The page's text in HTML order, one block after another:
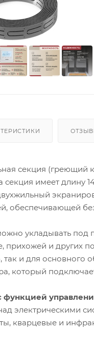
секция (греющий
секция имеет длину
обеспечивающей
укладывать под
прихожей и других
так и для основного
который
функцией
электрическими
кварцевые и